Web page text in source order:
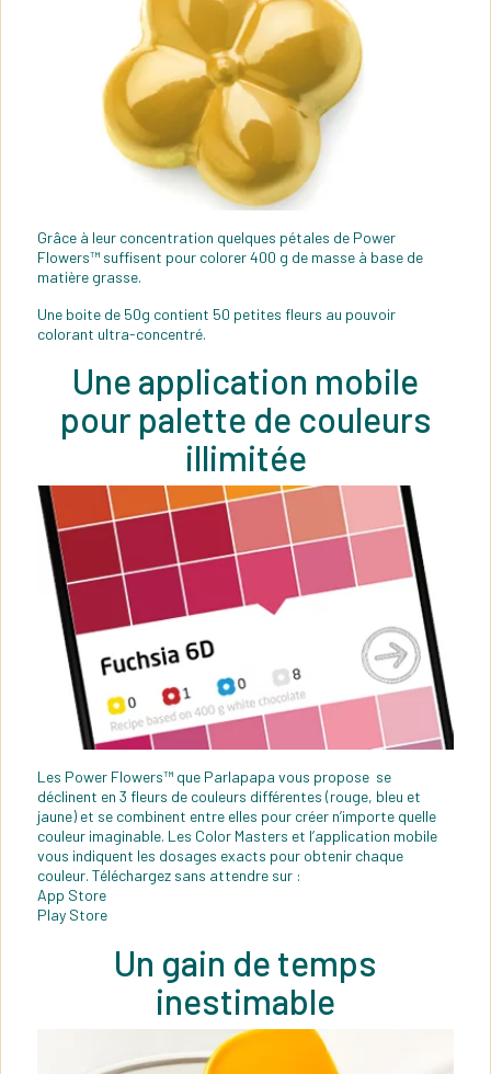
Grâce à leur concentration quelques pétales de Power
Flowers™ suffisent pour colorer 400 g de masse à base de
matière grasse.
Une boite de 50g contient 50 petites fleurs au pouvoir
colorant ultra-concentré.
Une application mobile
pour palette de couleurs
illimitée
Les Power Flowers™ que Parlapapa vous propose se
déclinent en 3 fleurs de couleurs différentes (rouge, bleu et
jaune) et se combinent entre elles pour créer n’importe quelle
couleur imaginable. Les Color Masters et l’application mobile
vous indiquent les dosages exacts pour obtenir chaque
couleur. Téléchargez sans attendre sur :
App Store
Play Store
Un gain de temps
inestimable